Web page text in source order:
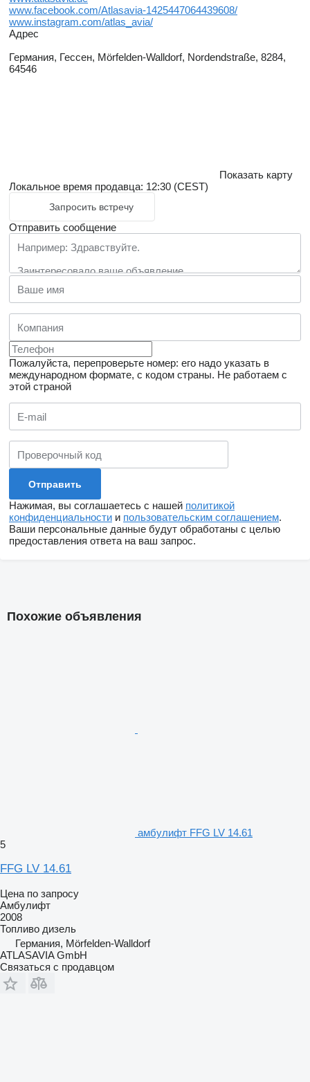
www.facebook.com/Atlasavia-1425447064439608/
www.instagram.com/atlas_avia/
Адрес
Германия, Гессен, Mörfelden-Walldorf, Nordendstraße, 8284,
64546
Показать карту
Локальное время продавца: 12:30 (CEST)
Запросить встречу
Отправить сообщение
Пожалуйста, перепроверьте номер: его надо указать в
международном формате, с кодом страны. Не работаем с
этой страной
Нажимая, вы соглашаетесь с нашей политикой
конфиденциальности и пользовательским соглашением.
Ваши персональные данные будут обработаны с целью
предоставления ответа на ваш запрос.
Похожие объявления
амбулифт FFG LV 14.61
5
FFG LV 14.61
Цена по запросу
Амбулифт
2008
Топливо дизель
Германия, Mörfelden-Walldorf
ATLASAVIA GmbH
Связаться с продавцом